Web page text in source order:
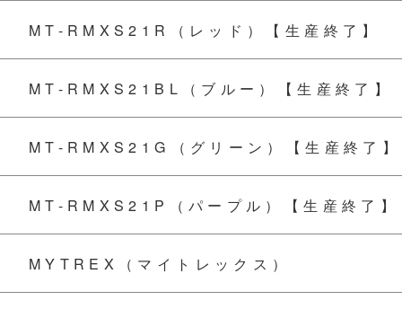
MT-RMXS21R（レッド）【生産終了】
MT-RMXS21BL（ブルー）【生産終了】
MT-RMXS21G（グリーン）【生産終了】
MT-RMXS21P（パープル）【生産終了】
MYTREX（マイトレックス）